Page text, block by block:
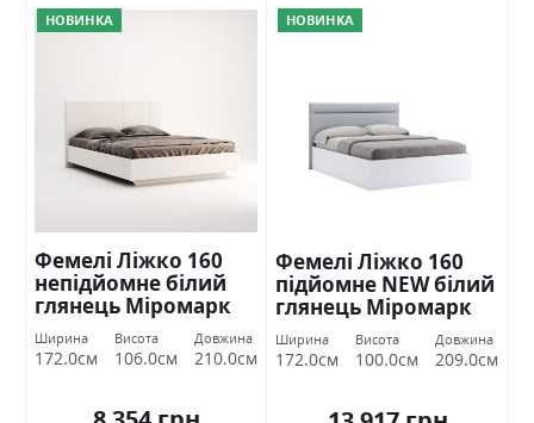
НОВИНКА
Фемелі Ліжко 160
непідйомне білий
глянець Міромарк
Ширина
172.0см
Висота
106.0см
Довжина
210.0см
НОВИНКА
Фемелі Ліжко 160
підйомне NEW білий
глянець Міромарк
Ширина
172.0см
Висота
100.0см
Довжина
209.0см